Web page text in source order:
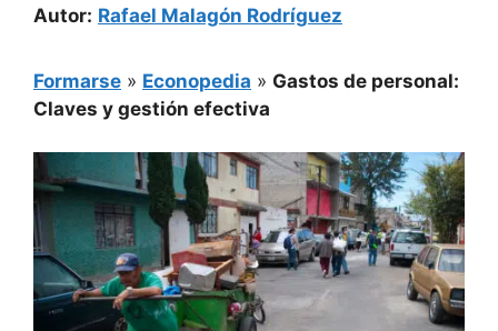
Autor: Rafael Malagón Rodríguez
Formarse » Econopedia » Gastos de personal:
Claves y gestión efectiva